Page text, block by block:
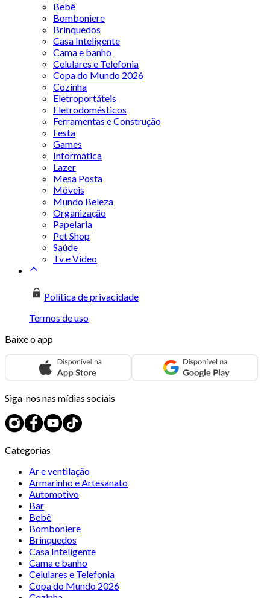
Bebê
Bomboniere
Brinquedos
Casa Inteligente
Cama e banho
Celulares e Telefonia
Copa do Mundo 2026
Cozinha
Eletroportáteis
Eletrodomésticos
Ferramentas e Construção
Festa
Games
Informática
Lazer
Mesa Posta
Móveis
Mundo Beleza
Organização
Papelaria
Pet Shop
Saúde
Tv e Vídeo
Política de privacidade
Termos de uso
Baixe o app
Siga-nos nas mídias sociais
Categorias
Ar e ventilação
Armarinho e Artesanato
Automotivo
Bar
Bebê
Bomboniere
Brinquedos
Casa Inteligente
Cama e banho
Celulares e Telefonia
Copa do Mundo 2026